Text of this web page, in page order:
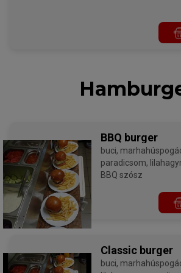
BBQ burger
buci, marhahúspogácsa, jégsaláta,
paradicsom, lilahagyma, cheddar sajt,
BBQ szósz
Classic burger
buci, marhahúspogácsa, jégsaláta,